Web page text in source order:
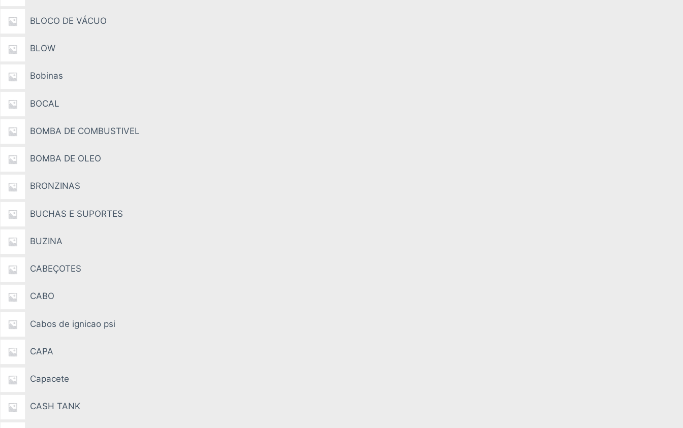
BLOCO DE VÁCUO
BLOW
Bobinas
BOCAL
BOMBA DE COMBUSTIVEL
BOMBA DE OLEO
BRONZINAS
BUCHAS E SUPORTES
BUZINA
CABEÇOTES
CABO
Cabos de ignicao psi
CAPA
Capacete
CASH TANK